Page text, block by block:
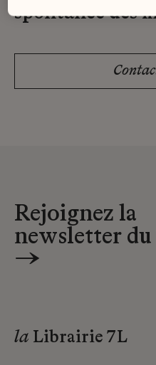
spontanée dès
Rejoignez la
newsletter
→
la Librairie 7L